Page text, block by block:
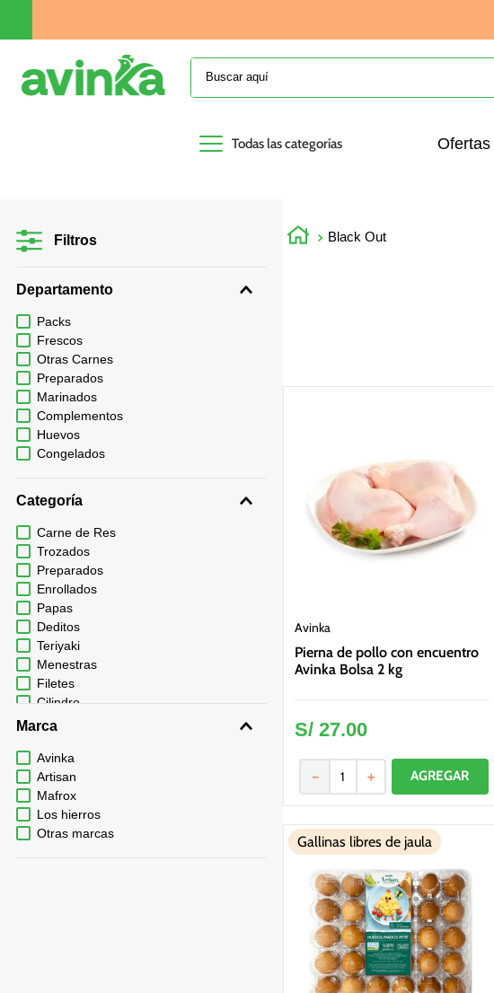
Buscar aquí
Todas las categorías Ofertas
Filtros
Departamento
Packs
Frescos
Otras Carnes
Preparados
Marinados
Complementos
Huevos
Congelados
Categoría
Carne de Res
Trozados
Preparados
Enrollados
Papas
Deditos
Teriyaki
Menestras
Filetes
Cilindro
Marca
Avinka
Artisan
Mafrox
Los hierros
Otras marcas
Black Out
Avinka
Pierna de pollo con encuentro
Avinka Bolsa 2 kg
S/ 27.00
＋
－
Gallinas libres de jaula